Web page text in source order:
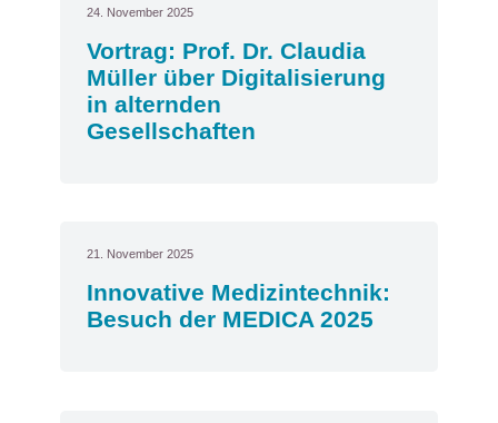
24. November 2025
Vortrag: Prof. Dr. Claudia
Müller über Digitalisierung
in alternden
Gesellschaften
21. November 2025
Innovative Medizintechnik:
Besuch der MEDICA 2025